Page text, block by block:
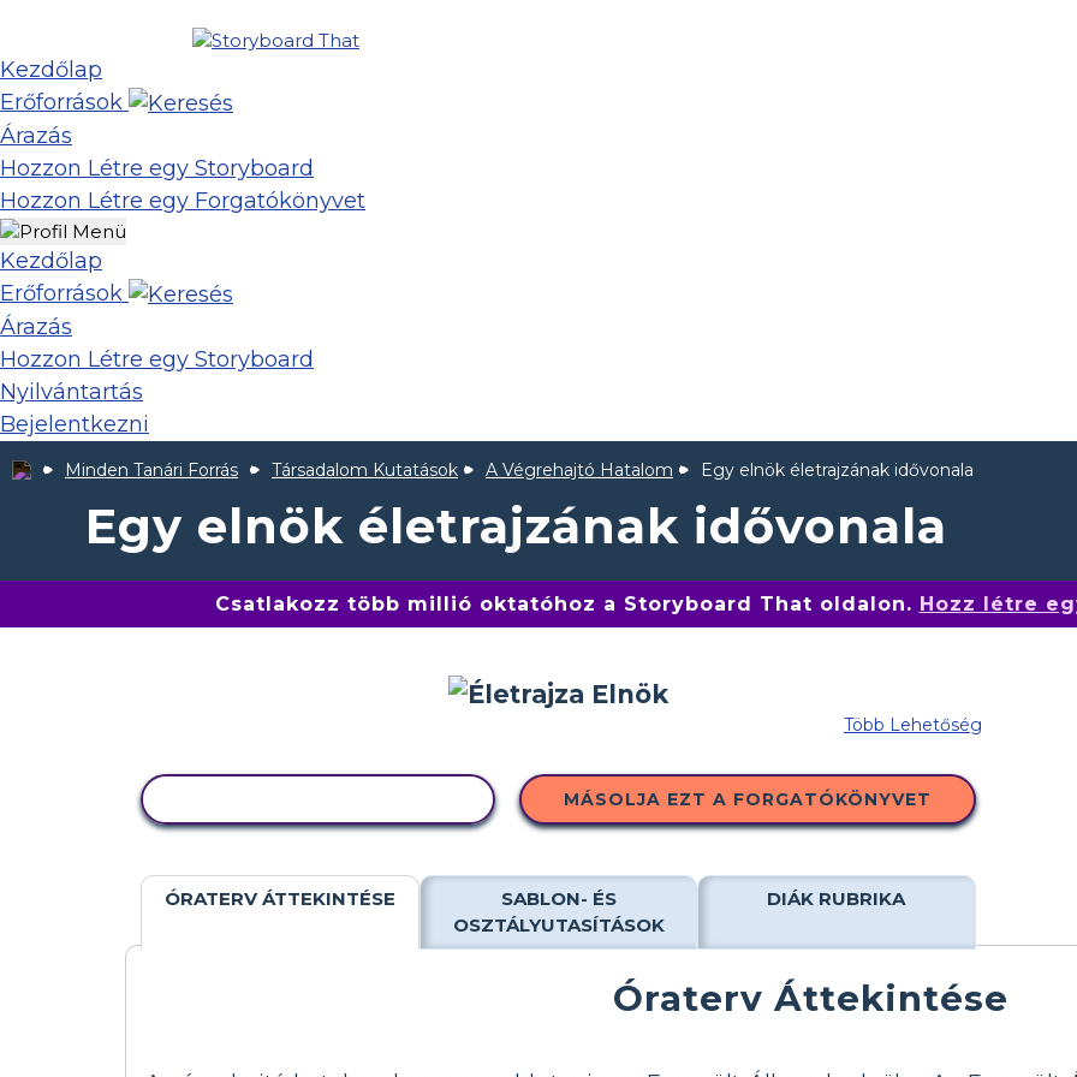
Kezdőlap
Erőforrások
Árazás
Hozzon Létre egy Storyboard
Hozzon Létre egy Forgatókönyvet
Kezdőlap
Erőforrások
Árazás
Hozzon Létre egy Storyboard
Nyilvántartás
Bejelentkezni
Minden Tanári Forrás Társadalom Kutatások A Végrehajtó Hatalom Egy elnök életrajzának idővonala
Egy elnök életrajzának idővonala
Csatlakozz több millió oktatóhoz a Storyboard That oldalon. Hozz létre
Több Lehetőség
MÁSOLJA EZT A FORGATÓKÖNYVET
ÓRATERV ÁTTEKINTÉSE
SABLON- ÉS
OSZTÁLYUTASÍTÁSOK
DIÁK RUBRIKA
Óraterv Áttekintése